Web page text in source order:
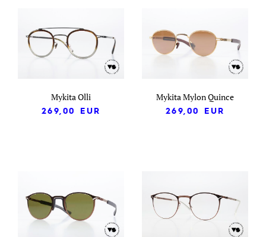
Mykita Olli
269,00
EUR
Mykita Mylon Quince
269,00
EUR